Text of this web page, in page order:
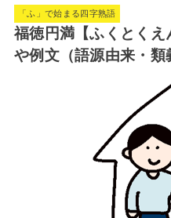
「ふ」で始まる四字熟語
福徳円満【ふくとく
や例文（語源由来・類